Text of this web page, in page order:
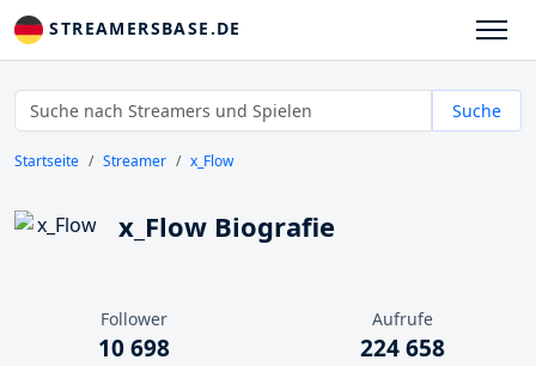
STREAMERSBASE.DE
Suche
Startseite Streamer x_Flow
x_Flow Biografie
Follower
10 698
Aufrufe
224 658